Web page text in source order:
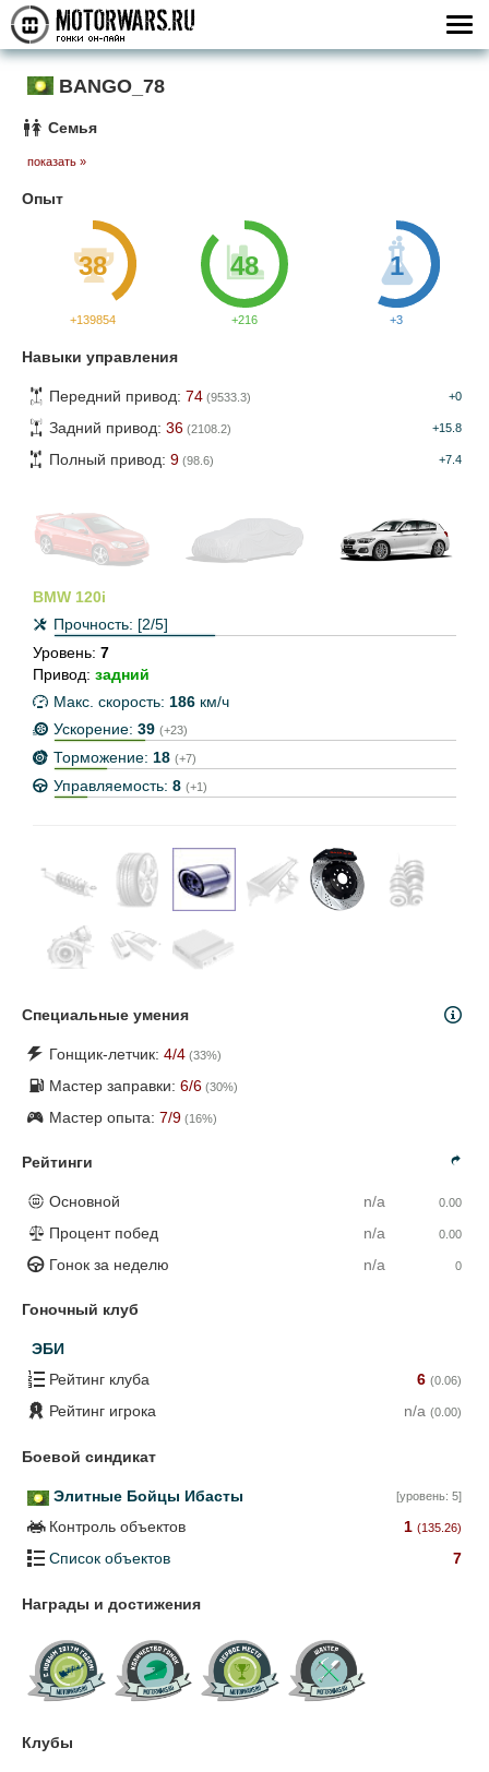
BANGO_78
Семья
показать »
Опыт
38
+139854
48
+216
1
+3
Навыки управления
Передний привод: 74 (9533.3) +0
Задний привод: 36 (2108.2) +15.8
Полный привод: 9 (98.6) +7.4
BMW 120i
Прочность: [2/5]
Уровень: 7
Привод: задний
Макс. скорость: 186 км/ч
Ускорение: 39 (+23)
Торможение: 18 (+7)
Управляемость: 8 (+1)
Специальные умения
Гонщик-летчик: 4/4 (33%)
Мастер заправки: 6/6 (30%)
Мастер опыта: 7/9 (16%)
Рейтинги
Основной n/a 0.00
Процент побед n/a 0.00
Гонок за неделю n/a 0
Гоночный клуб
ЭБИ
Рейтинг клуба
6 (0.06)
Рейтинг игрока n/a (0.00)
Боевой синдикат
Элитные Бойцы Ибасты [уровень: 5]
Контроль объектов 1 (135.26)
Список объектов 7
Награды и достижения
Клубы